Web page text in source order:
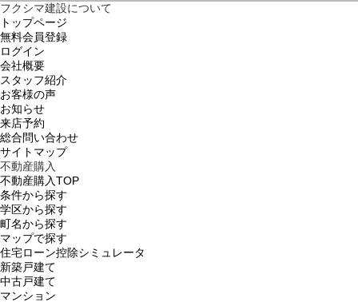
フクシマ建設について
トップページ
無料会員登録
ログイン
会社概要
スタッフ紹介
お客様の声
お知らせ
来店予約
総合問い合わせ
サイトマップ
不動産購入
不動産購入TOP
条件から探す
学区から探す
町名から探す
マップで探す
住宅ローン控除シミュレータ
新築戸建て
中古戸建て
マンション